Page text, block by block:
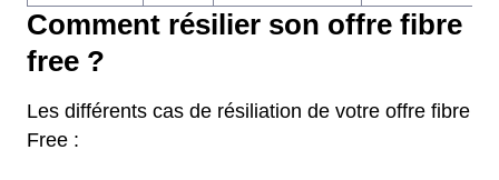
Comment résilier son offre fibre
free ?
Les différents cas de résiliation de votre offre fibre
Free :